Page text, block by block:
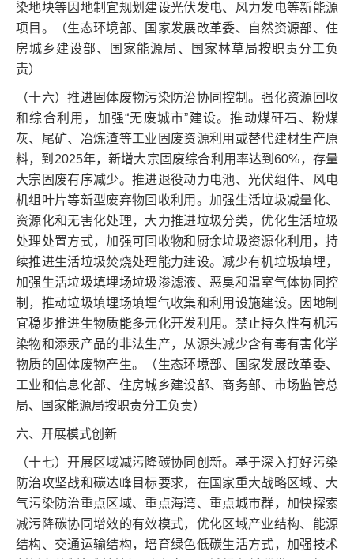
染地块等因地制宜规划建设光伏发电、风力发电等新能源
项目。（生态环境部、国家发展改革委、自然资源部、住
房城乡建设部、国家能源局、国家林草局按职责分工负
责）
（十六）推进固体废物污染防治协同控制。强化资源回收
和综合利用，加强“无废城市”建设。推动煤矸石、粉煤
灰、尾矿、冶炼渣等工业固废资源利用或替代建材生产原
料，到2025年，新增大宗固废综合利用率达到60%，存量
大宗固废有序减少。推进退役动力电池、光伏组件、风电
机组叶片等新型废弃物回收利用。加强生活垃圾减量化、
资源化和无害化处理，大力推进垃圾分类，优化生活垃圾
处理处置方式，加强可回收物和厨余垃圾资源化利用，持
续推进生活垃圾焚烧处理能力建设。减少有机垃圾填埋，
加强生活垃圾填埋场垃圾渗滤液、恶臭和温室气体协同控
制，推动垃圾填埋场填埋气收集和利用设施建设。因地制
宜稳步推进生物质能多元化开发利用。禁止持久性有机污
染物和添汞产品的非法生产，从源头减少含有毒有害化学
物质的固体废物产生。（生态环境部、国家发展改革委、
工业和信息化部、住房城乡建设部、商务部、市场监管总
局、国家能源局按职责分工负责）
六、开展模式创新
（十七）开展区域减污降碳协同创新。基于深入打好污染
防治攻坚战和碳达峰目标要求，在国家重大战略区域、大
气污染防治重点区域、重点海湾、重点城市群，加快探索
减污降碳协同增效的有效模式，优化区域产业结构、能源
结构、交通运输结构，培育绿色低碳生活方式，加强技术